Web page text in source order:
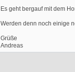
Es geht bergauf mit dem
Werden denn noch einige
Grüße
Andreas